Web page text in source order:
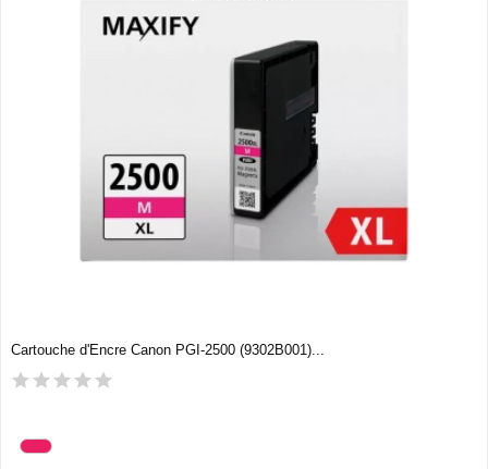
Cartouche d'Encre Canon PGI-2500 (9302B001)...